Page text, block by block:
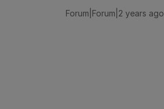
Forum|Forum|2 years ago